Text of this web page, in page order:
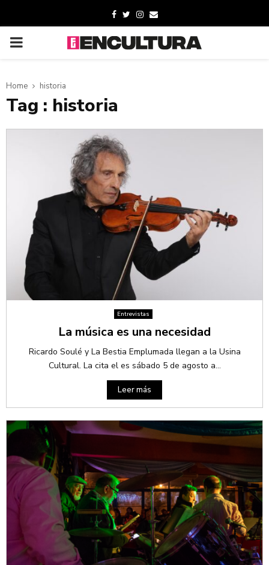
Home historia
Tag : historia
Entrevistas
La música es una necesidad
Ricardo Soulé y La Bestia Emplumada llegan a la Usina
Cultural. La cita el es sábado 5 de agosto a...
Leer más